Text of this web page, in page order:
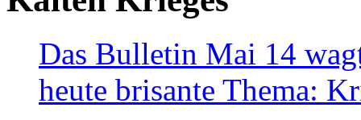
Das Bulletin Mai 14
heute brisante Thema: